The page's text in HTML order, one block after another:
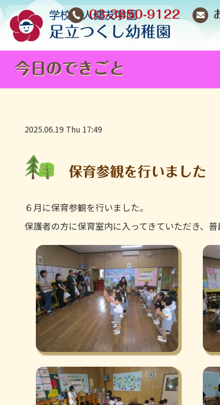
03-3850-9122
今日のできごと
2025.06.19 Thu 17:49
保育参観を行いました
６月に保育参観を行いました。
保護者の方に保育室内に入ってきていただき、